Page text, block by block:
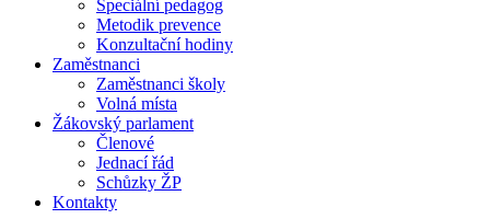
Speciální pedagog
Metodik prevence
Konzultační hodiny
Zaměstnanci
Zaměstnanci školy
Volná místa
Žákovský parlament
Členové
Jednací řád
Schůzky ŽP
Kontakty